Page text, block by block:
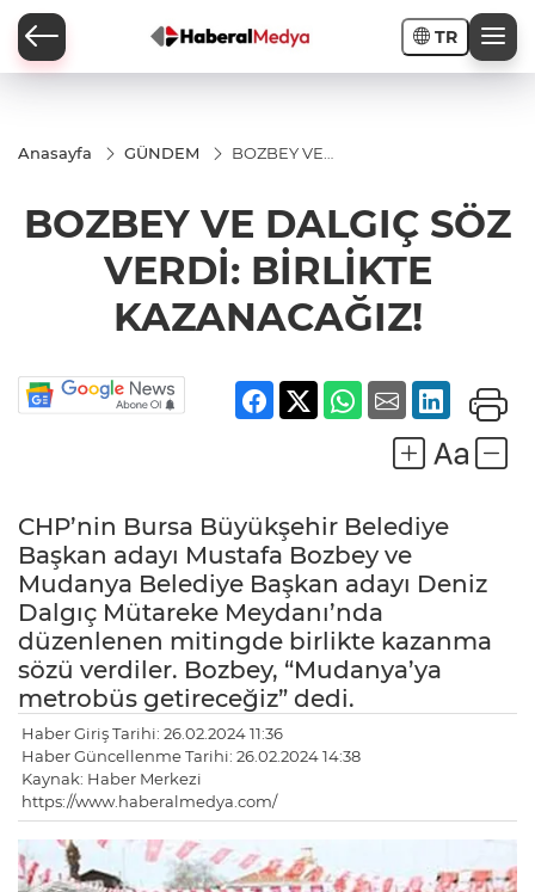
TR
Anasayfa GÜNDEM
BOZBEY VE
BİRLİKTE
KAZANACAĞIZ!
BOZBEY VE DALGIÇ SÖZ
VERDİ: BİRLİKTE
KAZANACAĞIZ!
CHP’nin Bursa Büyükşehir Belediye
Başkan adayı Mustafa Bozbey ve
Mudanya Belediye Başkan adayı Deniz
Dalgıç Mütareke Meydanı’nda
düzenlenen mitingde birlikte kazanma
sözü verdiler. Bozbey, “Mudanya’ya
metrobüs getireceğiz” dedi.
Haber Giriş Tarihi: 26.02.2024 11:36
Haber Güncellenme Tarihi: 26.02.2024 14:38
Kaynak: Haber Merkezi
https://www.haberalmedya.com/